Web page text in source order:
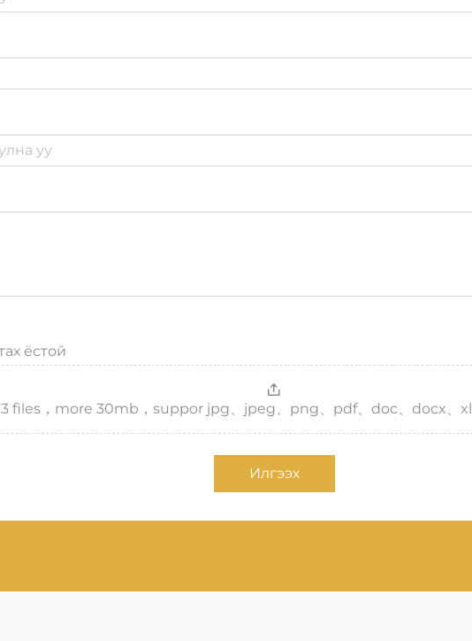
ёстой
files，more 30mb，suppor jpg、jpeg、png、pdf、doc、docx、
Илгээх